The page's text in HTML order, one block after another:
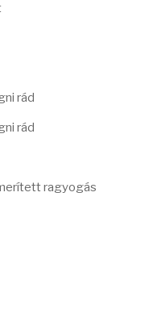
rád
rád
ragyogás